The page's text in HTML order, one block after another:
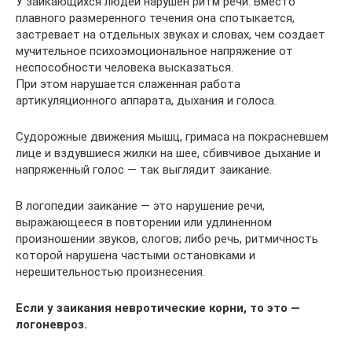
плавного размеренного течения она спотыкается,
застревает на отдельных звуках и словах, чем создает
мучительное психоэмоциональное напряжение от
неспособности человека высказаться.
При этом нарушается слаженная работа
артикуляционного аппарата, дыхания и голоса.
Судорожные движения мышц, гримаса на покрасневшем
лице и вздувшиеся жилки на шее, сбивчивое дыхание и
напряженный голос — так выглядит заикание.
В логопедии заикание — это нарушение речи,
выражающееся в повторении или удлиненном
произношении звуков, слогов; либо речь, ритмичность
которой нарушена частыми остановками и
нерешительностью произнесения.
Если у заикания невротические корни, то это —
логоневроз.